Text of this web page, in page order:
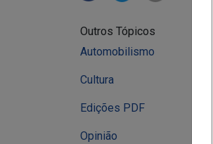
Outros Tópicos
Automobilismo
Cultura
Edições PDF
Opinião